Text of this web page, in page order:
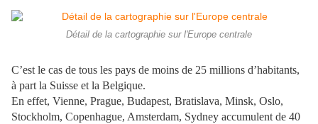
Détail de la cartographie sur l'Europe centrale
C’est le cas de tous les pays de moins de 25 millions d’habitants,
à part la Suisse et la Belgique.
En effet, Vienne, Prague, Budapest, Bratislava, Minsk, Oslo,
Stockholm, Copenhague, Amsterdam, Sydney accumulent de 40